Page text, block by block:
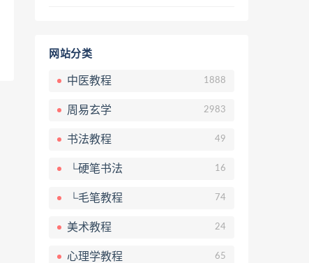
网站分类
中医教程 1888
周易玄学 2983
书法教程 49
└硬笔书法 16
└毛笔教程 74
美术教程 24
心理学教程 65